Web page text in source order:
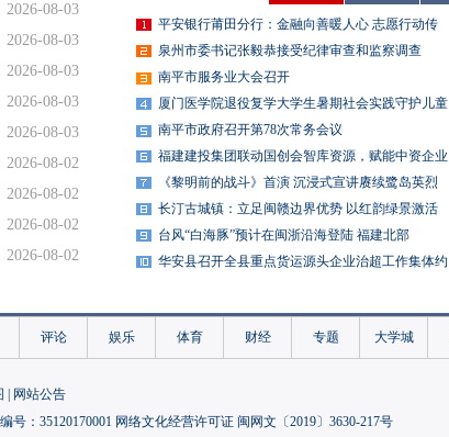
2026-08-03
2026-08-03
2026-08-03
2026-08-03
2026-08-03
2026-08-02
2026-08-02
2026-08-02
2026-08-02
2026-08-02
2026-08-02
平安银行莆田分行：金融向善暖人心 志愿行动传
泉州市委书记张毅恭接受纪律审查和监察调查
南平市服务业大会召开
厦门医学院退役复学大学生暑期社会实践守护儿童
南平市政府召开第78次常务会议
福建建投集团联动国创会智库资源，赋能中资企业
《黎明前的战斗》首演 沉浸式宣讲赓续鹭岛英烈
长汀古城镇：立足闽赣边界优势 以红韵绿景激活
台风“白海豚”预计在闽浙沿海登陆 福建北部
华安县召开全县重点货运源头企业治超工作集体约
评论 娱乐 体育 财经 专题 大学城
网站公告
号：35120170001 网络文化经营许可证 闽网文〔2019〕3630-217号